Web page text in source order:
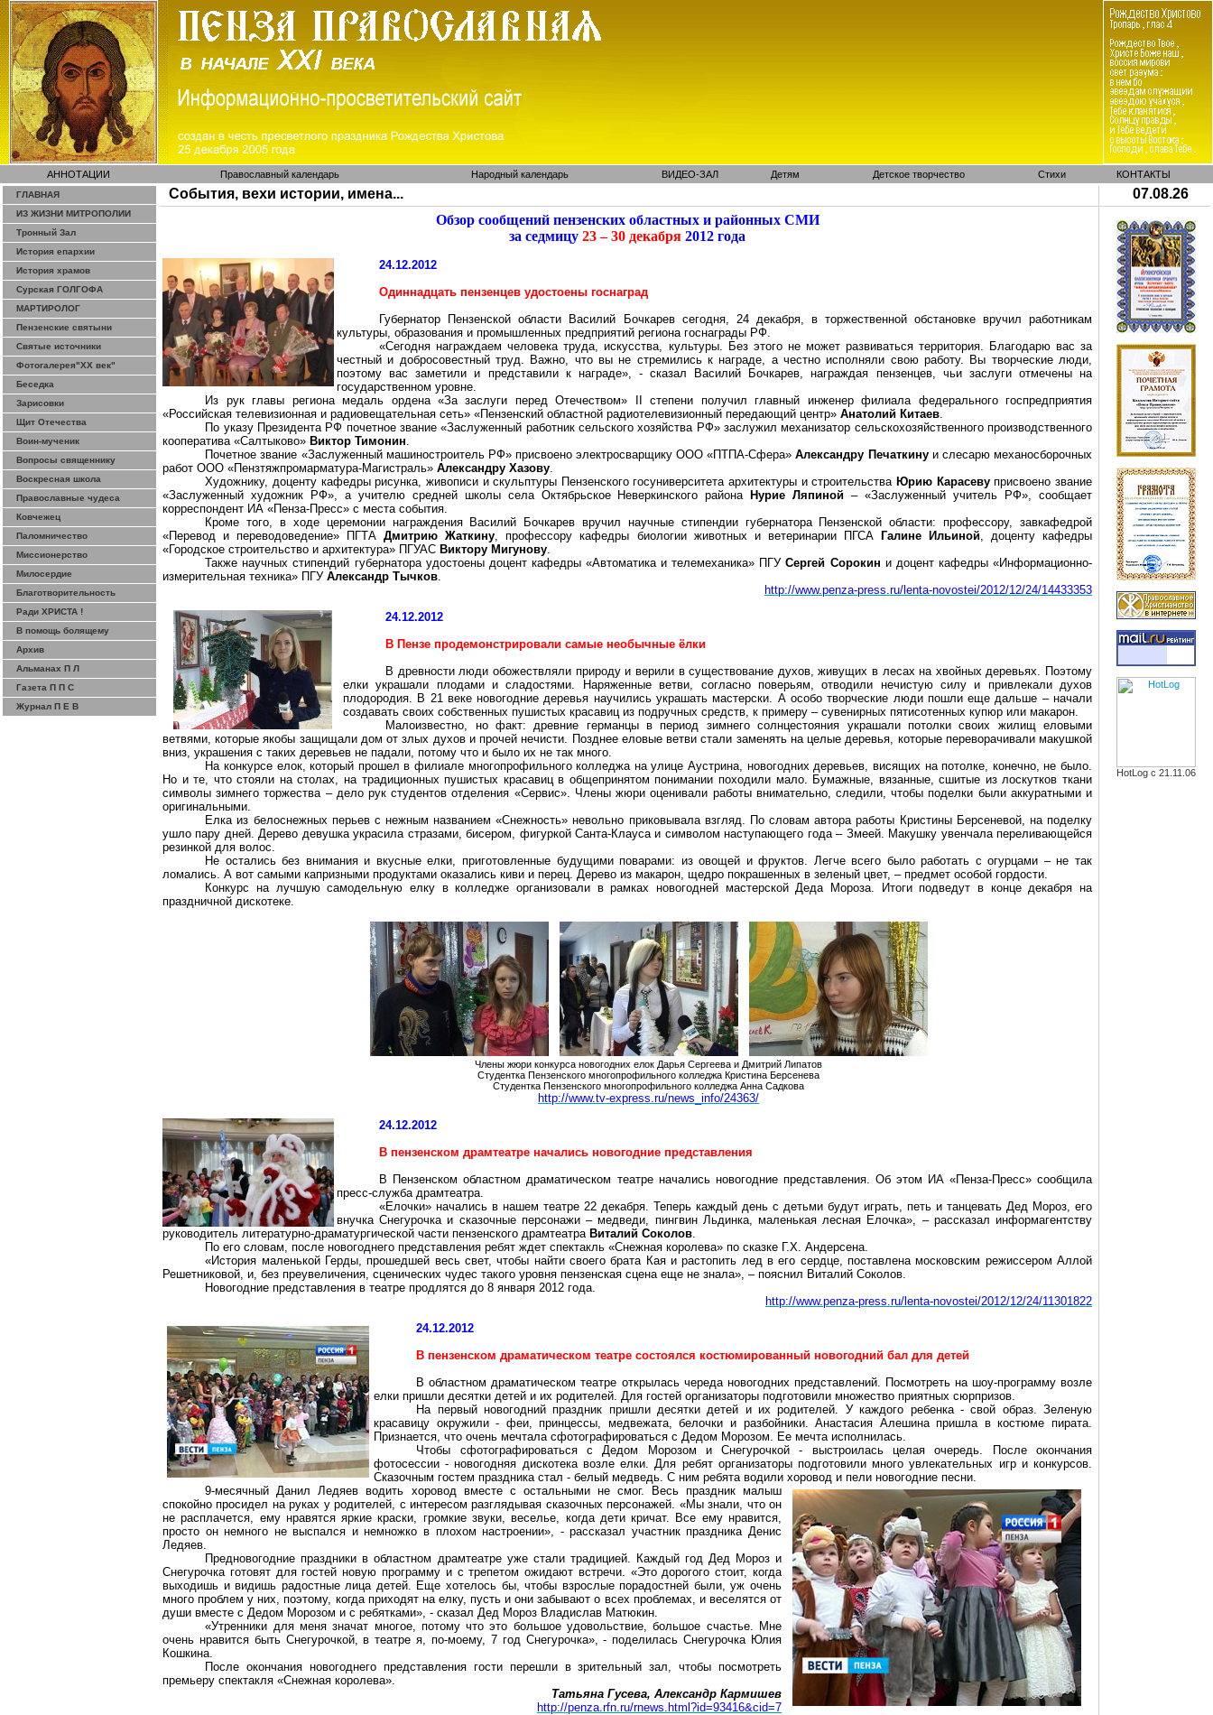
АННОТАЦИИ Православный календарь Народный календарь ВИДЕО-ЗАЛ Детям Детское творчество Стихи КОНТАКТЫ
ГЛАВНАЯ
ИЗ ЖИЗНИ МИТРОПОЛИИ
Тронный Зал
История епархии
История храмов
Сурская ГОЛГОФА
МАРТИРОЛОГ
Пензенские святыни
Святые источники
Фотогалерея"ХХ век"
Беседка
Зарисовки
Щит Отечества
Воин-мученик
Вопросы священнику
Воскресная школа
Православные чудеса
Ковчежец
Паломничество
Миссионерство
Милосердие
Благотворительность
Ради ХРИСТА !
В помощь болящему
Архив
Альманах П Л
Газета П П С
Журнал П Е В
События, вехи истории, имена...
07.08.26
Обзор сообщений пензенских областных и районных СМИ
за седмицу 23 – 30 декабря 2012 года
24.12.2012
Одиннадцать пензенцев удостоены госнаград
Губернатор Пензенской области Василий Бочкарев сегодня, 24 декабря, в торжественной обстановке вручил работникам
культуры, образования и промышленных предприятий региона госнаграды РФ.
«Сегодня награждаем человека труда, искусства, культуры. Без этого не может развиваться территория. Благодарю вас за
честный и добросовестный труд. Важно, что вы не стремились к награде, а честно исполняли свою работу. Вы творческие люди,
поэтому вас заметили и представили к награде», - сказал Василий Бочкарев, награждая пензенцев, чьи заслуги отмечены на
государственном уровне.
Из рук главы региона медаль ордена «За заслуги перед Отечеством» II степени получил главный инженер филиала федерального госпредприятия
«Российская телевизионная и радиовещательная сеть» «Пензенский областной радиотелевизионный передающий центр» Анатолий Китаев.
По указу Президента РФ почетное звание «Заслуженный работник сельского хозяйства РФ» заслужил механизатор сельскохозяйственного производственного
кооператива «Салтыково» Виктор Тимонин.
Почетное звание «Заслуженный машиностроитель РФ» присвоено электросварщику ООО «ПТПА-Сфера»Александру Печаткинуи слесарю механосборочных
работ ООО «Пензтяжпромарматура-Магистраль» Александру Хазову.
Художнику, доценту кафедры рисунка, живописи и скульптуры Пензенского госуниверситета архитектуры и строительства Юрию Карасевуприсвоено звание
«Заслуженный художник РФ», а учителю средней школы села Октябрьское Неверкинского района Нурие Ляпиной – «Заслуженный учитель РФ», сообщает
корреспондент ИА «Пенза-Пресс» с места события.
Кроме того, в ходе церемонии награждения Василий Бочкарев вручил научные стипендии губернатора Пензенской области: профессору, завкафедрой
«Перевод и переводоведение» ПГТАДмитрию Жаткину, профессору кафедры биологии животных и ветеринарии ПГСА Галине Ильиной, доценту кафедры
«Городское строительство и архитектура» ПГУАС Виктору Мигунову.
Также научных стипендий губернатора удостоены доцент кафедры «Автоматика и телемеханика» ПГУСергей Сорокин и доцент кафедры «Информационно-
измерительная техника» ПГУ Александр Тычков.
http://www.penza-press.ru/lenta-novostei/2012/12/24/14433353
24.12.2012
В Пензе продемонстрировали самые необычные ёлки
В древности люди обожествляли природу и верили в существование духов, живущих в лесах на хвойных деревьях. Поэтому
елки украшали плодами и сладостями. Наряженные ветви, согласно поверьям, отводили нечистую силу и привлекали духов
плодородия. В 21 веке новогодние деревья научились украшать мастерски. А особо творческие люди пошли еще дальше – начали
создавать своих собственных пушистых красавиц из подручных средств, к примеру – сувенирных пятисотенных купюр или макарон.
Малоизвестно, но факт: древние германцы в период зимнего солнцестояния украшали потолки своих жилищ еловыми
ветвями, которые якобы защищали дом от злых духов и прочей нечисти. Позднее еловые ветви стали заменять на целые деревья, которые переворачивали макушкой
вниз, украшения с таких деревьев не падали, потому что и было их не так много.
На конкурсе елок, который прошел в филиале многопрофильного колледжа на улице Аустрина, новогодних деревьев, висящих на потолке, конечно, не было.
Но и те, что стояли на столах, на традиционных пушистых красавиц в общепринятом понимании походили мало. Бумажные, вязанные, сшитые из лоскутков ткани
символы зимнего торжества – дело рук студентов отделения «Сервис». Члены жюри оценивали работы внимательно, следили, чтобы поделки были аккуратными и
оригинальными.
Елка из белоснежных перьев с нежным названием «Снежность» невольно приковывала взгляд. По словам автора работы Кристины Берсеневой, на поделку
ушло пару дней. Дерево девушка украсила стразами, бисером, фигуркой Санта-Клауса и символом наступающего года – Змеей. Макушку увенчала переливающейся
резинкой для волос.
Не остались без внимания и вкусные елки, приготовленные будущими поварами: из овощей и фруктов. Легче всего было работать с огурцами – не так
ломались. А вот самыми капризными продуктами оказались киви и перец. Дерево из макарон, щедро покрашенных в зеленый цвет, – предмет особой гордости.
Конкурс на лучшую самодельную елку в колледже организовали в рамках новогодней мастерской Деда Мороза. Итоги подведут в конце декабря на
праздничной дискотеке.
Члены жюри конкурса новогодних елок Дарья Сергеева и Дмитрий Липатов
Студентка Пензенского многопрофильного колледжа Кристина Берсенева
Студентка Пензенского многопрофильного колледжа Анна Садкова
http://www.tv-express.ru/news_info/24363/
24.12.2012
В пензенском драмтеатре начались новогодние представления
В Пензенском областном драматическом театре начались новогодние представления. Об этом ИА «Пенза-Пресс» сообщила
пресс-служба драмтеатра.
«Елочки» начались в нашем театре 22 декабря. Теперь каждый день с детьми будут играть, петь и танцевать Дед Мороз, его
внучка Снегурочка и сказочные персонажи – медведи, пингвин Льдинка, маленькая лесная Елочка», – рассказал информагентству
руководитель литературно-драматургической части пензенского драмтеатра Виталий Соколов.
По его словам, после новогоднего представления ребят ждет спектакль «Снежная королева» по сказке Г.Х. Андерсена.
«История маленькой Герды, прошедшей весь свет, чтобы найти своего брата Кая и растопить лед в его сердце, поставлена московским режиссером Аллой
Решетниковой, и, без преувеличения, сценических чудес такого уровня пензенская сцена еще не знала», – пояснил Виталий Соколов.
Новогодние представления в театре продлятся до 8 января 2012 года.
http://www.penza-press.ru/lenta-novostei/2012/12/24/11301822
24.12.2012
В пензенском драматическом театре состоялся костюмированный новогодний бал для детей
В областном драматическом театре открылась череда новогодних представлений. Посмотреть на шоу-программу возле
елки пришли десятки детей и их родителей. Для гостей организаторы подготовили множество приятных сюрпризов.
На первый новогодний праздник пришли десятки детей и их родителей. У каждого ребенка - свой образ. Зеленую
красавицу окружили - феи, принцессы, медвежата, белочки и разбойники. Анастасия Алешина пришла в костюме пирата.
Признается, что очень мечтала сфотографироваться с Дедом Морозом. Ее мечта исполнилась.
Чтобы сфотографироваться с Дедом Морозом и Снегурочкой - выстроилась целая очередь. После окончания
фотосессии - новогодняя дискотека возле елки. Для ребят организаторы подготовили много увлекательных игр и конкурсов.
Сказочным гостем праздника стал - белый медведь. С ним ребята водили хоровод и пели новогодние песни.
9-месячный Данил Ледяев водить хоровод вместе с остальными не смог. Весь праздник малыш
спокойно просидел на руках у родителей, с интересом разглядывая сказочных персонажей. «Мы знали, что он
не расплачется, ему нравятся яркие краски, громкие звуки, веселье, когда дети кричат. Все ему нравится,
просто он немного не выспался и немножко в плохом настроении», - рассказал участник праздника Денис
Ледяев.
Предновогодние праздники в областном драмтеатре уже стали традицией. Каждый год Дед Мороз и
Снегурочка готовят для гостей новую программу и с трепетом ожидают встречи. «Это дорогого стоит, когда
выходишь и видишь радостные лица детей. Еще хотелось бы, чтобы взрослые порадостней были, уж очень
много проблем у них, поэтому, когда приходят на елку, пусть и они забывают о всех проблемах, и веселятся от
души вместе с Дедом Морозом и с ребятками», - сказал Дед Мороз Владислав Матюкин.
«Утренники для меня значат многое, потому что это большое удовольствие, большое счастье. Мне
очень нравится быть Снегурочкой, в театре я, по-моему, 7 год Снегурочка», - поделилась Снегурочка Юлия
Кошкина.
После окончания новогоднего представления гости перешли в зрительный зал, чтобы посмотреть
премьеру спектакля «Снежная королева».
Татьяна Гусева, Александр Кармишев
http://penza.rfn.ru/rnews.html?id=93416&cid=7
HotLog с 21.11.06